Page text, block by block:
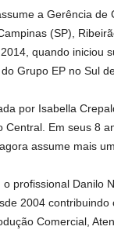
a Gerência de
(SP),
quando iniciou
Grupo EP no Sul
por Isabella
Em seus 8
assume mais
profissional Danilo
2004 contribuindo
Comercial,